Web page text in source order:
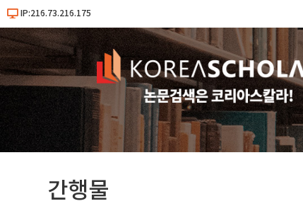
IP:216.73.216.175
간행물